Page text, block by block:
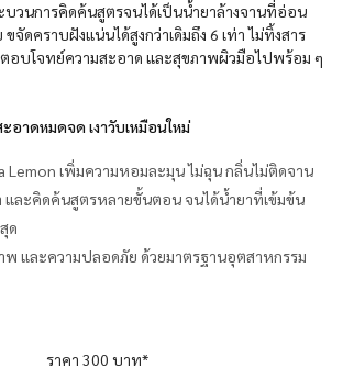
วนการคิดค้นสูตรจนได้เป็นน้ำยาล้างจานที่อ่อน
จัดคราบฝังแน่นได้สูงกว่าเดิมถึง 6 เท่า ไม่ทิ้งสาร
อบโจทย์ความสะอาด และสุขภาพผิวมือไปพร้อม ๆ
อาดหมดจด เงาวับเหมือนใหม่
Lemon เพิ่มความหอมละมุน ไม่ฉุน กลิ่นไม่ติดจาน
ละคิดค้นสูตรหลายขั้นตอน จนได้น้ำยาที่เข้มข้น
ด
และความปลอดภัย ด้วยมาตรฐานอุตสาหกรรม
ราคา 300 บาท*